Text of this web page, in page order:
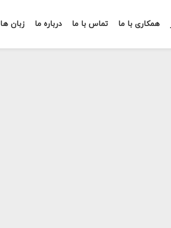
همکاری با ما تماس با ما درباره ما زبان ها